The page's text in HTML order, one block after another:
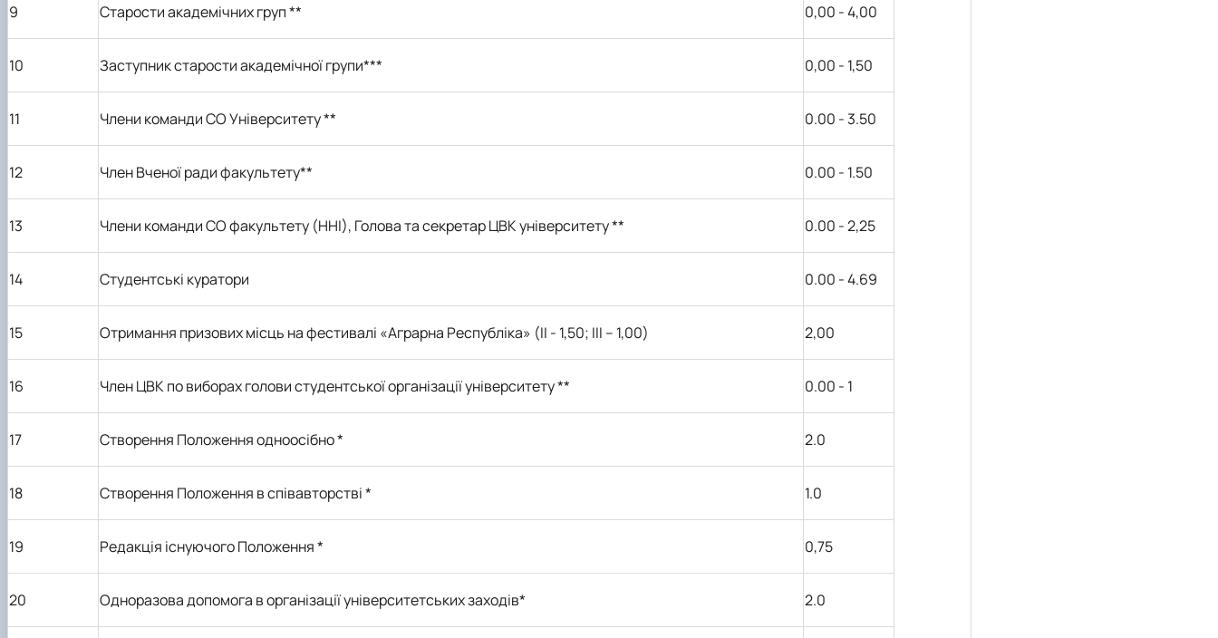
9 Старости академічних груп ** 0,00 - 4,00
10 Заступник старости академічної групи*** 0,00 - 1,50
11 Члени командиСО Університету ** 0.00 - 3.50
12 Член Вченої ради факультету** 0.00 - 1.50
13 Члени команди СО факультету (ННІ), Голова та секретар ЦВК університету ** 0.00 - 2,25
14 Студентські куратори 0.00 - 4.69
15 Отримання призових місць на фестивалі «Аграрна Республіка» (II - 1,50; III – 1,00) 2,00
16 Член ЦВК по виборах голови студентської організації університету** 0.00 - 1
17 Створення Положення одноосібно* 2.0
18 Створення Положення в співавторстві* 1.0
19 Редакція існуючого Положення* 0,75
20 Одноразова допомога в організації університетських заходів* 2.0